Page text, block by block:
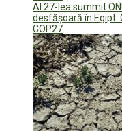
Al 27-lea summit
desfășoară în Egipt.
COP27